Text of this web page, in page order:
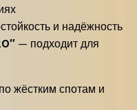
и надёжность
— подходит для
жёстким спотам и